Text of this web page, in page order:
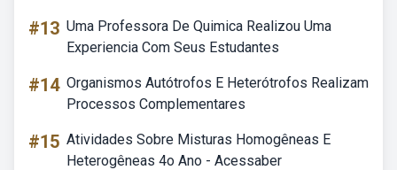
#13 Uma Professora De Quimica Realizou Uma
Experiencia Com Seus Estudantes
#14 Organismos Autótrofos E Heterótrofos Realizam
Processos Complementares
#15 Atividades Sobre Misturas Homogêneas E
Heterogêneas 4o Ano - Acessaber